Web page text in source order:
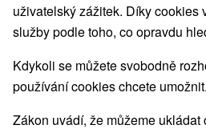
Vyberte lokalitu nebo
Nejprodávanější
1.
uživatelský zážitek. Díky cookies
služby podle toho, co opravdu
Kdykoli se můžete svobodně
používání cookies chcete umožnit.
Zákon uvádí, že můžeme ukládat